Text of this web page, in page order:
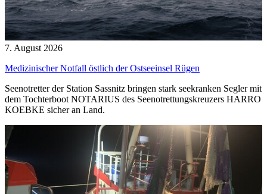
7. August 2026
Medizinischer Notfall östlich der Ostseeinsel Rügen
Seenotretter der Station Sassnitz bringen stark seekranken Segler mit
dem Tochterboot NOTARIUS des Seenotrettungskreuzers HARRO
KOEBKE sicher an Land.